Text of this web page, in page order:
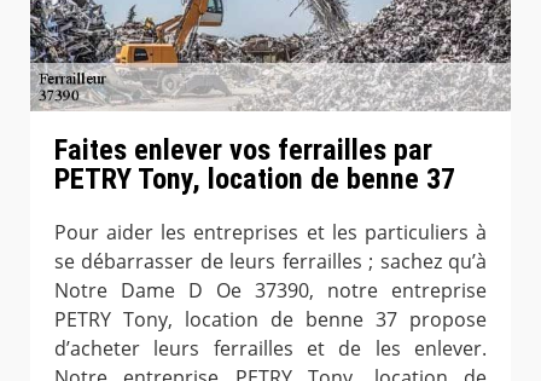
Faites enlever vos ferrailles par
PETRY Tony, location de benne 37
Pour aider les entreprises et les particuliers à
se débarrasser de leurs ferrailles ; sachez qu’à
Notre Dame D Oe 37390, notre entreprise
PETRY Tony, location de benne 37 propose
d’acheter leurs ferrailles et de les enlever.